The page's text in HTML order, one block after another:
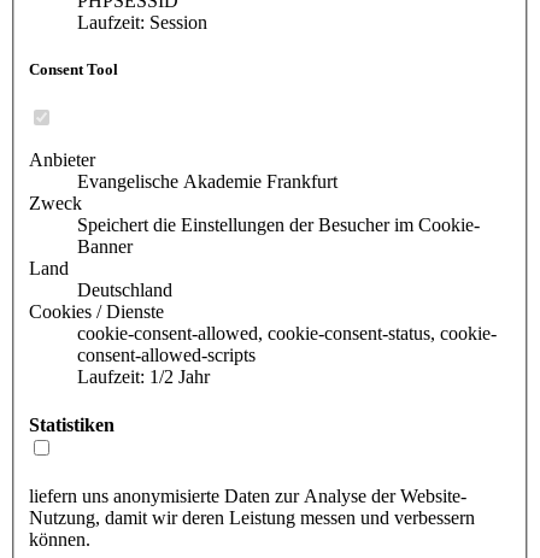
Laufzeit: Session
Consent Tool
Anbieter
Evangelische Akademie Frankfurt
Zweck
Speichert die Einstellungen der Besucher im Cookie-
Banner
Land
Deutschland
Cookies / Dienste
cookie-consent-allowed, cookie-consent-status, cookie-
consent-allowed-scripts
Laufzeit: 1/2 Jahr
Statistiken
liefern uns anonymisierte Daten zur Analyse der Website-
Nutzung, damit wir deren Leistung messen und verbessern
können.